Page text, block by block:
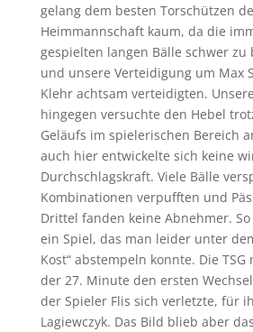
gelang dem besten Torschützen
Heimmannschaft kaum, da die
gespielten langen Bälle schwer zu
und unsere Verteidigung um Max
Klehr achtsam verteidigten.
hingegen versuchte den Hebel
Geläufs im spielerischen Bereich
auch hier entwickelte sich keine
Durchschlagskraft. Viele Bälle
Kombinationen verpufften und
Drittel fanden keine Abnehmer.
ein Spiel, das man leider unter
Kost“ abstempeln konnte. Die
der 27. Minute den ersten
der Spieler Flis sich verletzte, für
Lagiewczyk. Das Bild blieb aber